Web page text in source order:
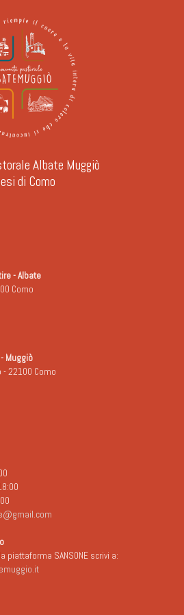
Albate Muggiò
di Como
- Albate
Como
Muggiò
- 22100 Como
piattaforma SANSONE scrivi a: